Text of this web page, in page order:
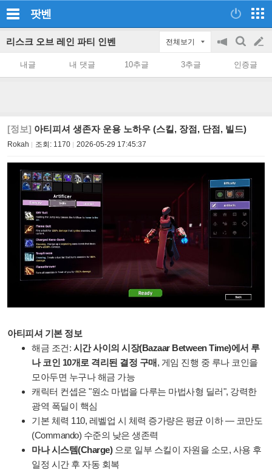
팟벤
리스크 오브 레인 파티 인벤 전체보기
공
on/off
검
색
글
쓰
내글 내 댓글 10추글 3추글 인증글
[정보] 아티피셔 생존자 운용 노하우 (스킬, 장점, 단점, 빌드)
Rokah 조회: 1170 2026-05-29 17:45:37
아티피셔 기본 정보
해금 조건: 시간 사이의 시장(Bazaar Between Time)에서 루
나 코인 10개로 격리된 결정 구매, 게임 진행 중 루나 코인을
모아두면 누구나 해금 가능
캐릭터 컨셉은 "원소 마법을 다루는 마법사형 딜러", 강력한
광역 폭딜이 핵심
기본 체력 110, 레벨업 시 체력 증가량은 평균 이하 — 코만도
(Commando) 수준의 낮은 생존력
마나 시스템(Charge)으로 일부 스킬이 자원을 소모, 사용 후
일정 시간 후 자동 회복